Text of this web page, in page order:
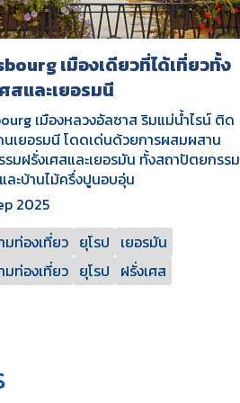
เมืองเดียวที่ได้เที่ยวทั้ง
สและเยอรมนี
เมืองหลวงอัลซาส ริมแม่น้ำไรน์ ติด
เยอรมนี โดดเด่นด้วยการผสมผสาน
มฝรั่งเศสและเยอรมัน ทั้งสถาปัตยกรรม
ละบ้านไม้ครึ่งปูนอบอุ่น
2025
มท่องเที่ยว ยุโรป เยอรมัน
มท่องเที่ยว ยุโรป ฝรั่งเศส